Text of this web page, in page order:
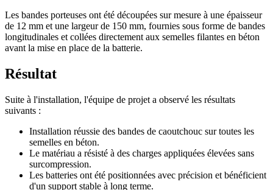
Les bandes porteuses ont été découpées sur mesure à une épaisseur
de 12 mm et une largeur de 150 mm, fournies sous forme de bandes
longitudinales et collées directement aux semelles filantes en béton
avant la mise en place de la batterie.
Résultat
Suite à l'installation, l'équipe de projet a observé les résultats
suivants :
Installation réussie des bandes de caoutchouc sur toutes les
semelles en béton.
Le matériau a résisté à des charges appliquées élevées sans
surcompression.
Les batteries ont été positionnées avec précision et bénéficient
d'un support stable à long terme.